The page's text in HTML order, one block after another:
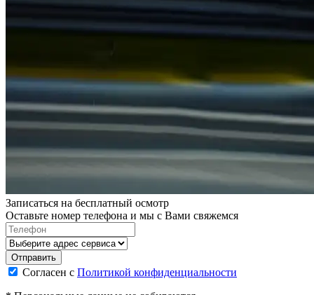
Записаться на бесплатный осмотр
Оставьте номер телефона и мы с Вами свяжемся
Согласен с Политикой конфиденциальности